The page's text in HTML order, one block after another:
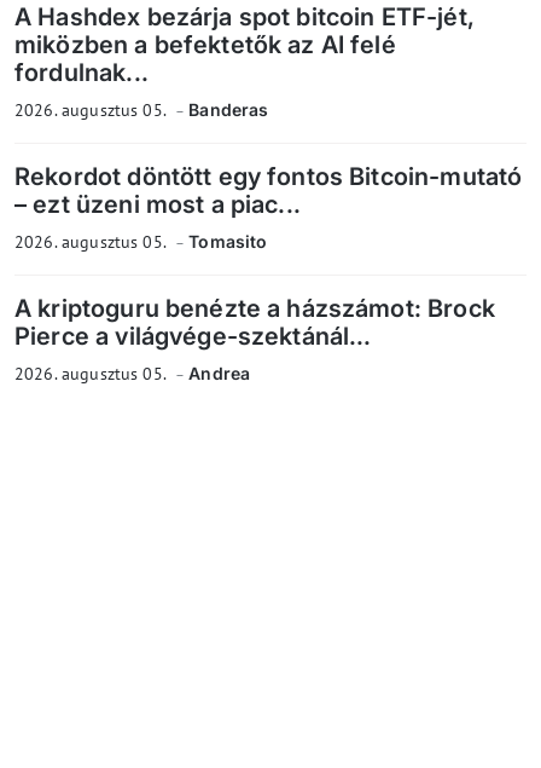
A Hashdex bezárja spot bitcoin ETF-jét,
miközben a befektetők az AI felé
fordulnak...
2026. augusztus 05. Banderas
Rekordot döntött egy fontos Bitcoin-mutató
– ezt üzeni most a piac...
2026. augusztus 05. Tomasito
A kriptoguru benézte a házszámot: Brock
Pierce a világvége-szektánál...
2026. augusztus 05. Andrea